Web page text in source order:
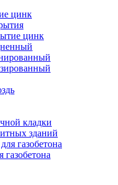
цинк
цинк
кладки
зданий
газобетона